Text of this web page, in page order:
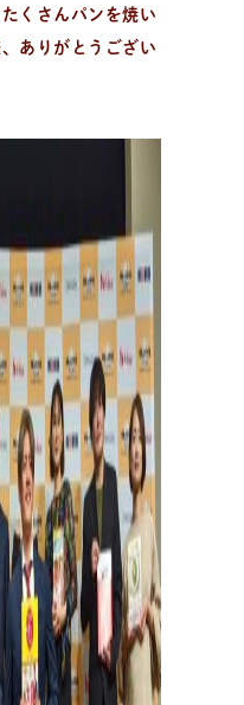
製パン理論を学びたい
くさんパンを焼い
ありがとうござい